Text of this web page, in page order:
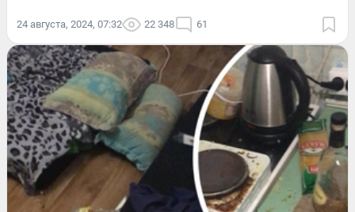
24 августа, 2024, 07:32 22 348 61